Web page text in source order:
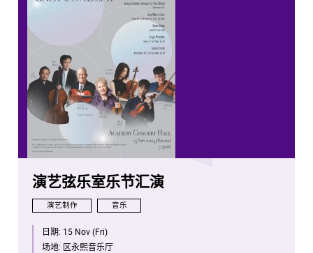
演艺弦乐室乐节汇演
演艺制作 音乐
日期: 15 Nov (Fri)
场地: 区永熙音乐厅